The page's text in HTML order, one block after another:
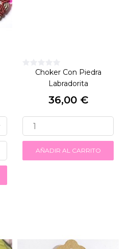
Choker Con Piedra
Labradorita
36,00 €
AÑADIR AL CARRITO